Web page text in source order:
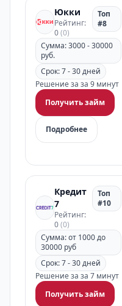
Юкки
Рейтинг:
0(0)
Топ
#8
Сумма: 3000 - 30000
руб.
Срок: 7 - 30 дней
Решение за за 9 минут
Получить займ
Подробнее
Кредит
7
Рейтинг:
0(0)
Топ
#10
Сумма: от 1000 до
30000 руб
Срок: 7 - 30 дней
Решение за за 7 минут
Получить займ